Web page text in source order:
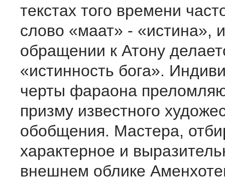
текстах того времени
слово «маат» - «истина»,
обращении к Атону
«истинность бога».
черты фараона
призму известно­го
обобщения. Ма­стера,
характерное и
внешнем облике